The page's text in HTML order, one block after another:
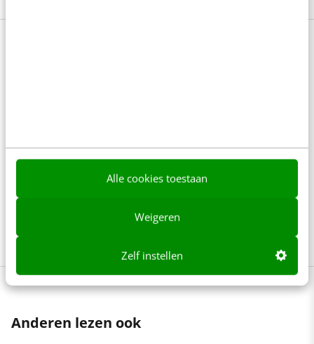
Alle cookies toestaan
Weigeren
Zelf instellen
Maak tijdens de training Online marketing (basis)
kennis met de belangrijkste onderdelen van digital
e-mailmarketing tot adverteren.
Anderen lezen ook